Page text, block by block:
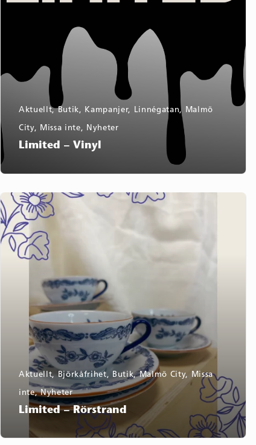
Aktuellt,Butik, Kampanjer, Linnégatan, Malmö
City, Missa inte, Nyheter
Limited – Vinyl
Limited
–
Rörstrand
Aktuellt, Björkåfrihet, Butik,Malmö City,
Missa
inte,Nyheter
Limited – Rörstrand